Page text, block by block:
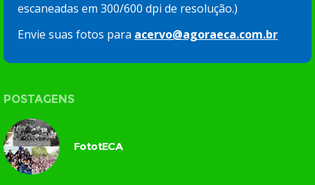
escaneadas em 300/600 dpi de resolução.)
Envie suas fotos para acervo@agoraeca.com.br
POSTAGENS
FototECA